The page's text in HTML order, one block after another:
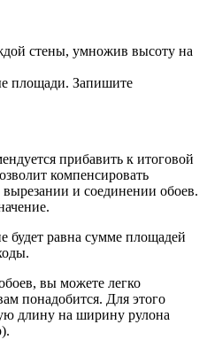
стены, умножив высоту на
площади. Запишите
прибавить к итоговой
компенсировать
и соединении обоев.
будет равна сумме площадей
вы можете легко
понадобится. Для этого
длину на ширину рулона